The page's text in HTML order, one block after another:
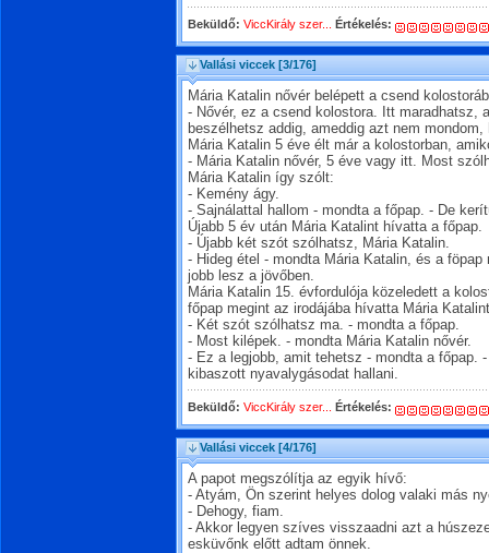
Beküldő: ViccKirály szer... Értékelés:
Vallási viccek [3/176]
Mária Katalin nővér belépett a csend
- Nővér, ez a csend kolostora. Itt maradhatsz,
beszélhetsz addig, ameddig azt nem mondom,
Mária Katalin 5 éve élt már a kolostorban,
- Mária Katalin nővér, 5 éve vagy itt. Most
Mária Katalin így szólt:
- Kemény ágy.
- Sajnálattal hallom - mondta a főpap. - De
Újabb 5 év után Mária Katalint hívatta a főpap.
- Újabb két szót szólhatsz, Mária Katalin.
- Hideg étel - mondta Mária Katalin, és a
jobb lesz a jövőben.
Mária Katalin 15. évfordulója közeledett a
főpap megint az irodájába hívatta Mária
- Két szót szólhatsz ma. - mondta a főpap.
- Most kilépek. - mondta Mária Katalin nővér.
- Ez a legjobb, amit tehetsz - mondta a főpap.
kibaszott nyavalygásodat hallani.
Beküldő: ViccKirály szer... Értékelés:
Vallási viccek [4/176]
A papot megszólítja az egyik hívő:
- Atyám, Ön szerint helyes dolog valaki más
- Dehogy, fiam.
- Akkor legyen szíves visszaadni azt a
esküvőnk előtt adtam önnek.